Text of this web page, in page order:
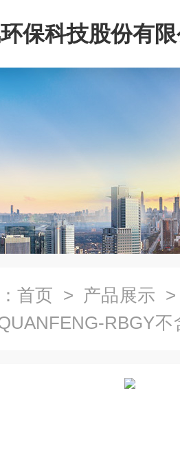
保科技股份有
首页 > 产品展示
RBGY